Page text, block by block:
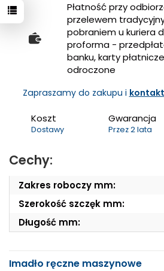
Płatność przy
przelewem
pobraniem u kuriera
proforma -
banku, karty
odroczone
Zapraszamy do zakupu i
Koszt
Dostawy
Gwarancja
Przez 2 lata
Cechy:
Zakres roboczy mm:
Szerokość szczęk mm:
Długość mm:
Imadło ręczne maszynowe